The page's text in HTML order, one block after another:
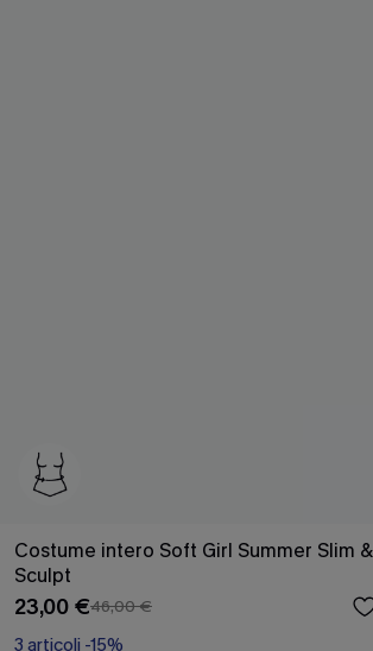
Costume intero Soft Girl Summer Slim &
Sculpt
23,00 €46,00 €
3 articoli -15%